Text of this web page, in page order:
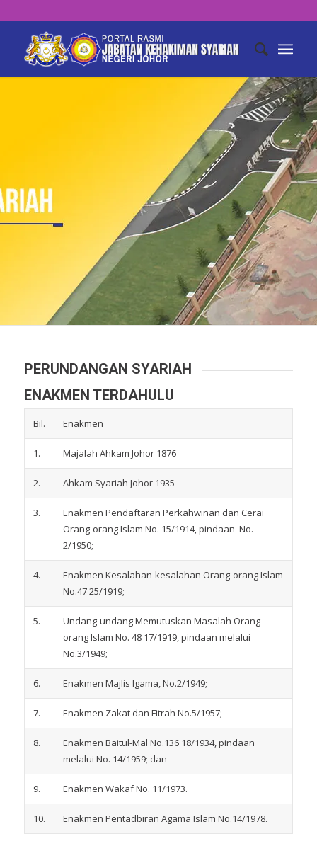
PERUNDANGAN SYARIAH
ENAKMEN TERDAHULU
Bil. Enakmen
1. Majalah Ahkam Johor 1876
2. Ahkam Syariah Johor 1935
3.
Enakmen Pendaftaran Perkahwinan dan Cerai
Orang-orang Islam No. 15/1914, pindaan No.
2/1950;
4.
Enakmen Kesalahan-kesalahan Orang-orang Islam
No.47 25/1919;
5.
Undang-undang Memutuskan Masalah Orang-
orang Islam No. 48 17/1919, pindaan melalui
No.3/1949;
6. Enakmen Majlis Igama, No.2/1949;
7. Enakmen Zakat dan Fitrah No.5/1957;
8.
Enakmen Baitul-Mal No.136 18/1934, pindaan
melalui No. 14/1959; dan
9. Enakmen Wakaf No. 11/1973.
10. Enakmen Pentadbiran Agama Islam No.14/1978.